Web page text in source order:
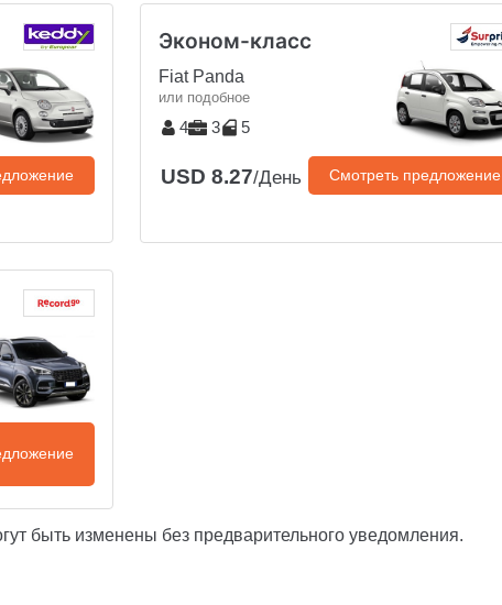
Эконом-класс
Fiat Panda
или подобное
4 3 5
USD 8.27/День Смотреть предложение
быть изменены без предварительного уведомления.